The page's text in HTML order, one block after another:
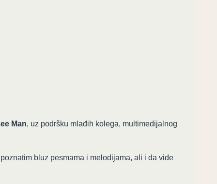
Man, uz podršku mlađih kolega, multimedijalnog
bluz pesmama i melodijama, ali i da vide